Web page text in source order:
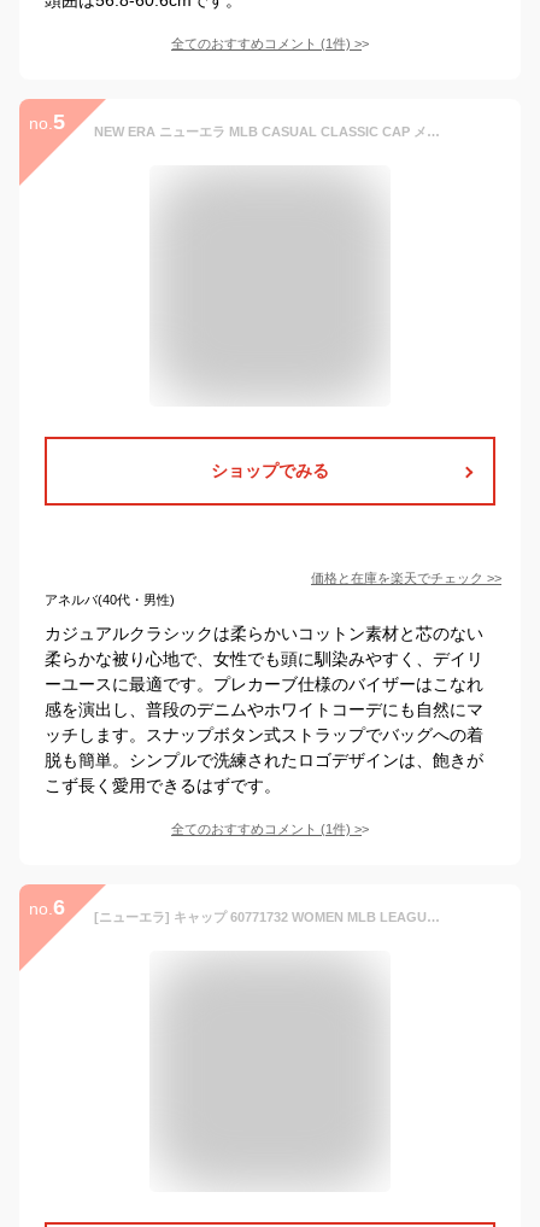
全てのおすすめコメント (1件) >
no. 5 NEW ERA ニューエラ MLB CASUAL CLASSIC CAP メジャーリーグカジュアルクラシックキャップ ヤンキース ドジャース パドレス レッドソックス 14744733 14744731 14744732 14744735 14744736 14744734 14744730 14744744 帽子 カジュアル シンプル 8カラー 国内正規 2026SS
ショップでみる
価格と在庫を楽天でチェック >>
アネルバ(40代・男性)
カジュアルクラシックは柔らかいコットン素材と芯のない
柔らかな被り心地で、女性でも頭に馴染みやすく、デイリ
ーユースに最適です。プレカーブ仕様のバイザーはこなれ
感を演出し、普段のデニムやホワイトコーデにも自然にマ
ッチします。スナップボタン式ストラップでバッグへの着
脱も簡単。シンプルで洗練されたロゴデザインは、飽きが
こず長く愛用できるはずです。
全てのおすすめコメント (1件) >
no. 6 [ニューエラ] キャップ 60771732 WOMEN MLB LEAGUE ESSENTIAL 9FORTY NEYYAN レディース GREEN PSTL×GREEN PSTL/パステルグリーン×パステルグリーン [並行輸入品]